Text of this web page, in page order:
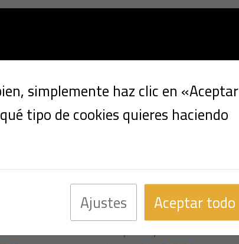
Multimarca
Nissan qashqai 1.2 i
simplemente haz clic en «Aceptar
tipo de cookies quieres haciendo
Ajustes Aceptar todo